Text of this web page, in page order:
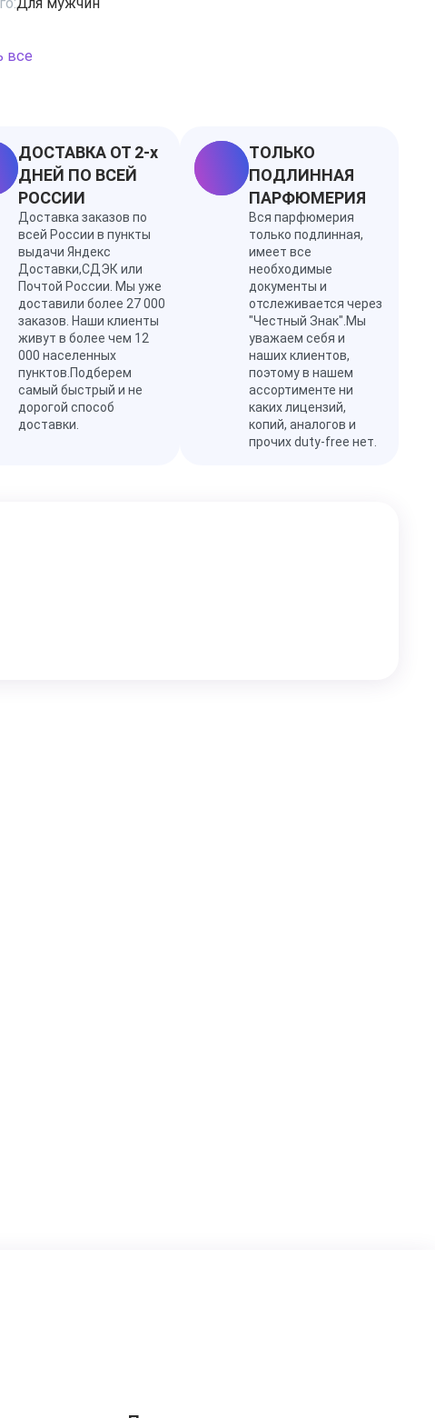
все
ДОСТАВКА ОТ 2-х
ДНЕЙ ПО ВСЕЙ
РОССИИ
Доставка заказов по
всей России в пункты
выдачи Яндекс
Доставки,СДЭК или
Почтой России. Мы уже
доставили более 27 000
заказов. Наши клиенты
живут в более чем 12
000 населенных
пунктов.Подберем
самый быстрый и не
дорогой способ
доставки.
ТОЛЬКО
ПОДЛИННАЯ
ПАРФЮМЕРИЯ
Вся парфюмерия
только подлинная,
имеет все
необходимые
документы и
отслеживается через
"Честный Знак".Мы
уважаем себя и
наших клиентов,
поэтому в нашем
ассортименте ни
каких лицензий,
копий, аналогов и
прочих duty-free нет.